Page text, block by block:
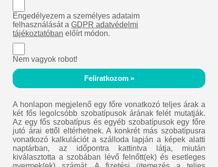
Engedélyezem a személyes adataim
felhasználását aGDPR adatvédelmi
tájékoztatóban előírt módon.
Nem vagyok robot!
Feliratkozom »
A honlapon megjelenő egy főre vonatkozó teljes árak a
két fős legolcsóbb szobatípusok árának felét mutatják.
Az egy fős szobatípus és egyéb szobatípusok egy főre
jutó árai ettől eltérhetnek. A konkrét más szobatípusra
vonatkozó kalkulációt a szálloda lapján a képek alatti
naptárban, az időpontra kattintva látja, miután
kiválasztotta a szobában lévő felnőtt(ek) és esetleges